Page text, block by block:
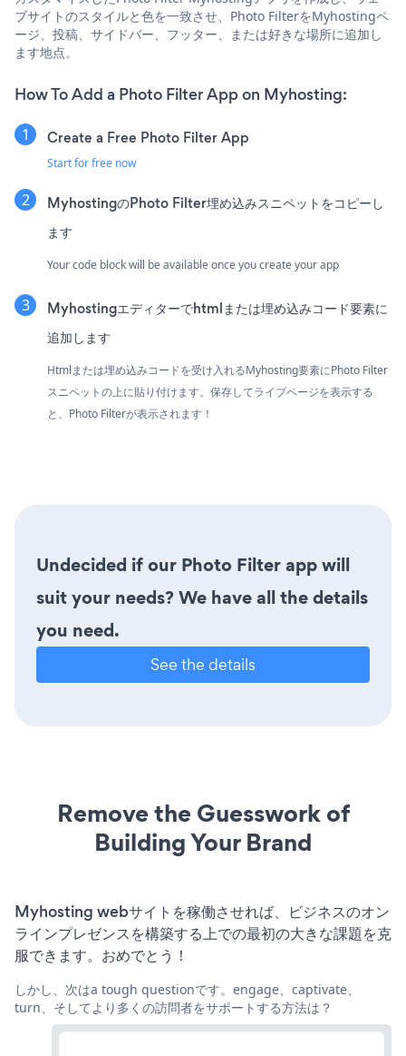
ブサイトのスタイルと色を一致させ、Photo FilterをMyhostingペ
ージ、投稿、サイドバー、フッター、または好きな場所に追加し
ます地点。
How To Add a Photo Filter App on Myhosting:
Create a Free Photo Filter App
Start for free now
MyhostingのPhoto Filter埋め込みスニペットをコピーし
ます
Your code block will be available once you create your app
Myhostingエディターでhtmlまたは埋め込みコード要素に
追加します
Htmlまたは埋め込みコードを受け入れるMyhosting要素にPhoto Filter
スニペットの上に貼り付けます。保存してライブページを表示する
と、Photo Filterが表示されます！
Undecided if our Photo Filter app will
suit your needs? We have all the details
you need.
See the details
Remove the Guesswork of
Building Your Brand
Myhosting webサイトを稼働させれば、ビジネスのオン
ラインプレゼンスを構築する上での最初の大きな課題を克
服できます。おめでとう！
しかし、次はa tough questionです。engage、captivate、
turn、そしてより多くの訪問者をサポートする方法は？